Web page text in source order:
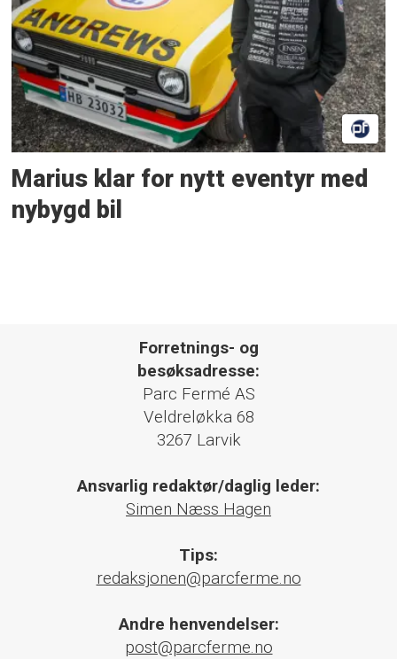
Marius klar for nytt eventyr med
nybygd bil
Forretnings- og
besøksadresse:
Parc Fermé AS
Veldreløkka 68
3267 Larvik
Ansvarlig redaktør/daglig leder:
Simen Næss Hagen
Tips:
redaksjonen@parcferme.no
Andre henvendelser:
post@parcferme.no